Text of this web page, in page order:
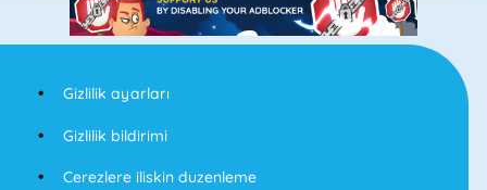
Gizlilik ayarları
Gizlilik bildirimi
Cerezlere iliskin duzenleme